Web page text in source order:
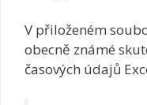
V přiloženém
obecně známé
časových údajů